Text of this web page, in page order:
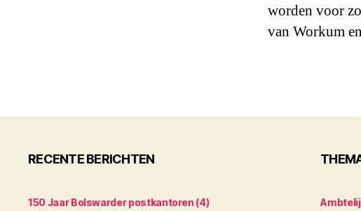
worden voor
van Workum
RECENTE BERICHTEN
150 Jaar Bolswarder postkantoren (4)